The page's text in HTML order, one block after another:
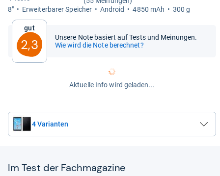
8"
Erweiter­ba­rer Spei­cher Android 4850 mAh 300 g
Gut
2,3
Unsere Note basiert auf Tests und Meinungen.
Wie wird die Note berechnet?
Aktuelle Info wird geladen...
4 Varianten
Im Test der Fach­ma­ga­zine